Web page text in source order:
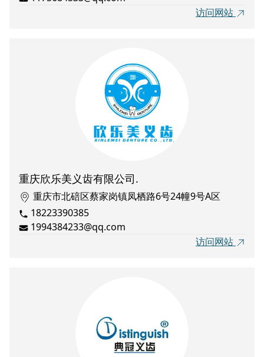
访问网站
重庆欣乐美义齿有限公司.
重庆市北碚区蔡家岗镇凤栖路6号24幢9号A区
18223390385
1994384233@qq.com
访问网站